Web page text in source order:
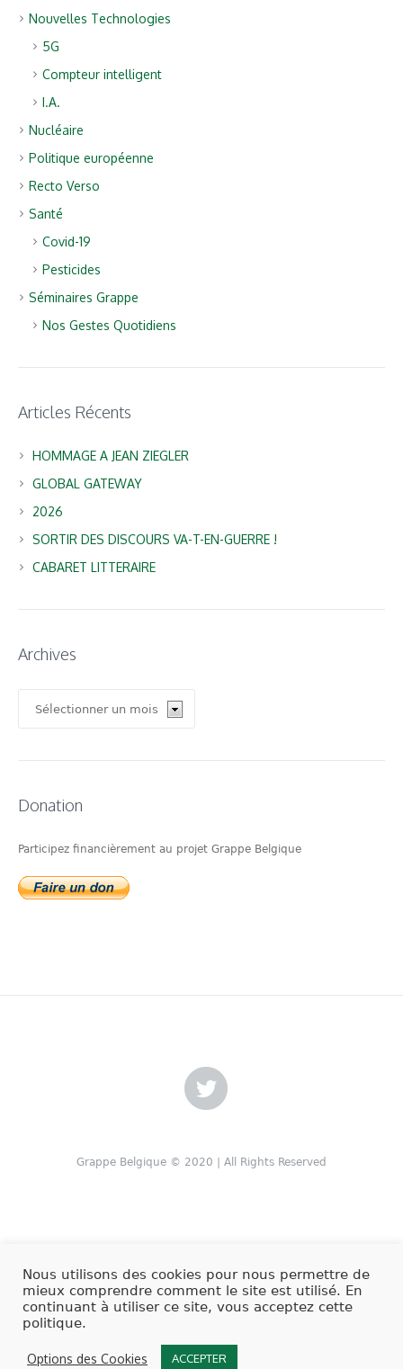
Nouvelles Technologies
5G
Compteur intelligent
I.A.
Nucléaire
Politique européenne
Recto Verso
Santé
Covid-19
Pesticides
Séminaires Grappe
Nos Gestes Quotidiens
Articles Récents
HOMMAGE A JEAN ZIEGLER
GLOBAL GATEWAY
2026
SORTIR DES DISCOURS VA-T-EN-GUERRE !
CABARET LITTERAIRE
Archives
Donation
Participez financièrement au projet Grappe Belgique
Grappe Belgique © 2020 | All Rights Reserved
Nous utilisons des cookies pour nous permettre de
mieux comprendre comment le site est utilisé. En
continuant à utiliser ce site, vous acceptez cette
politique.
Options des Cookies ACCEPTER